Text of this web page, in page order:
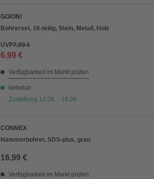
GO/ON!
Bohrerset, 16-teilig, Stein, Metall, Holz
UVP7,99 €
6,99 €
Verfügbarkeit im Markt prüfen
lieferbar
Zustellung 12.08. - 14.08.
CONNEX
Hammerbohrer, SDS-plus, grau
16,99 €
Verfügbarkeit im Markt prüfen